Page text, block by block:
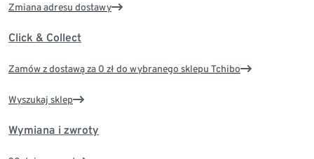
Zmiana adresu dostawy
Click & Collect
Zamów z dostawą za 0 zł do wybranego sklepu Tchibo
Wyszukaj sklep
Wymiana i zwroty